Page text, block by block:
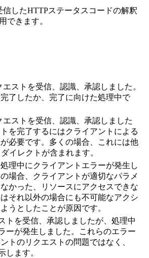
信したHTTPステータスコードの解釈
できます。
ストを受信、認識、承認しました。
了したか、完了に向けた処理中で
エストを受信、認識、承認しました
を完了するにはクライアントによる
必要です。多くの場合、これには他
イレクトが含まれます。
理中にクライアントエラーが発生し
場合、クライアントが適切なパラメ
かった、リソースにアクセスできな
それ以外の場合にも不可能なアクシ
うとしたことが原因です。
トを受信、承認しましたが、処理中
ーが発生しました。これらのエラー
トのリクエストの問題ではなく、
します。